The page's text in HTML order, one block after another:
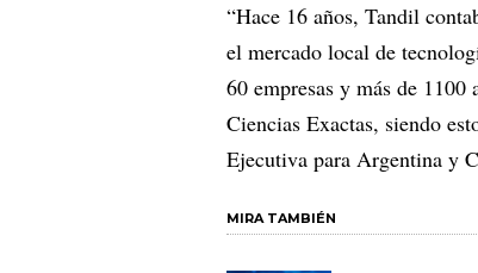
“Hace 16 años, Tandil
el mercado local de
60 empresas y más de
Ciencias Exactas, siendo
Ejecutiva para Argentina y
MIRA TAMBIÉN